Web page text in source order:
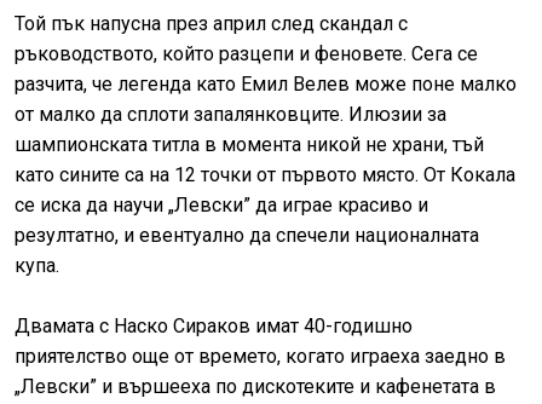
Той пък напусна през април след скандал с
ръководството, който разцепи и феновете. Сега се
разчита, че легенда като Емил Велев може поне малко
от малко да сплоти запалянковците. Илюзии за
шампионската титла в момента никой не храни, тъй
като сините са на 12 точки от първото място. От Кокала
се иска да научи „Левски” да играе красиво и
резултатно, и евентуално да спечели националната
купа.
Двамата с Наско Сираков имат 40-годишно
приятелство още от времето, когато играеха заедно в
„Левски” и вършееха по дискотеките и кафенетата в